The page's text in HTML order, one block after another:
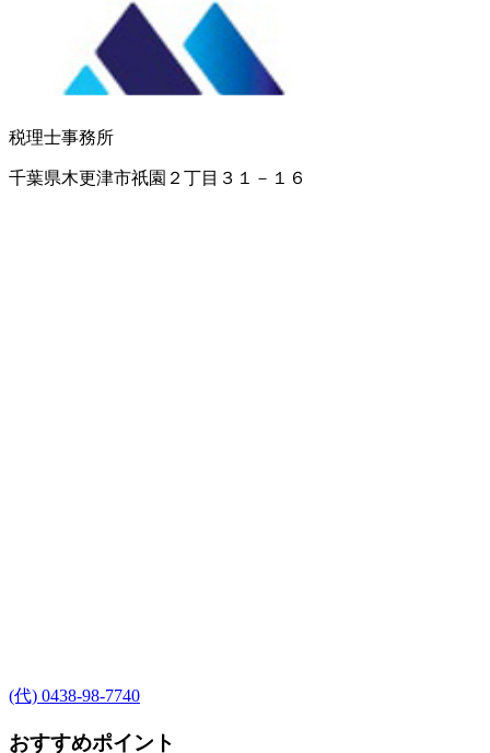
税理士事務所
千葉県木更津市祇園２丁目３１－１６
(代) 0438-98-7740
おすすめポイント